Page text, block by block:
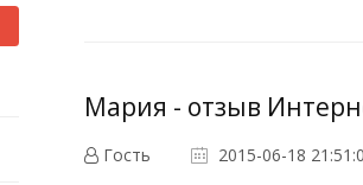
Мария - отзыв
Гость 2015-06-18